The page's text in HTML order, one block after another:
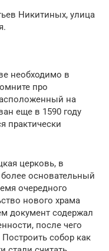
Никитиных, улица
необходимо в
про
на
еще в 1590 году
практически
церковь, в
основательный
очередного
нового храма
документ содержал
после чего
собор как